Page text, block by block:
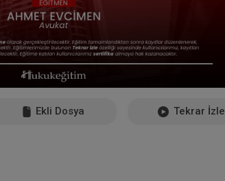
Ekli Dosya Tekrar İzle